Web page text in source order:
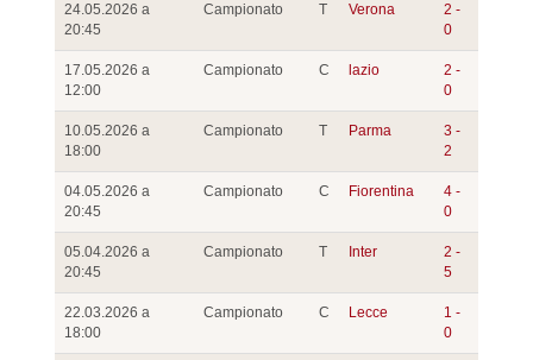
24.05.2026 a
20:45
Campionato T Verona
2 -
0
17.05.2026 a
12:00
Campionato C lazio
2 -
0
10.05.2026 a
18:00
Campionato T Parma
3 -
2
04.05.2026 a
20:45
Campionato C Fiorentina
4 -
0
05.04.2026 a
20:45
Campionato T Inter
2 -
5
22.03.2026 a
18:00
Campionato C Lecce
1 -
0